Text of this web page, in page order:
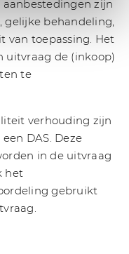
zijn
gelijke behandeling,
van toepassing. Het
uitvraag de (inkoop)
te
verhouding zijn
DAS. Deze
in de uitvraag
het
gebruikt